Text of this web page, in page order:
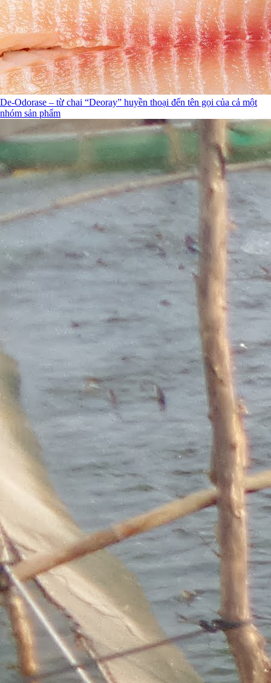
De-Odorase – từ chai “Deoray” huyền thoại đến tên gọi của cả một
nhóm sản phẩm